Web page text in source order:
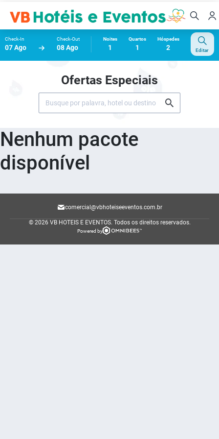
Check-In
07 Ago
Check-Out
08 Ago
Noites
1
Quartos
1
Hóspedes
2 Editar
Ofertas Especiais
Nenhum pacote
disponível
comercial@vbhoteiseeventos.com.br
© 2026 VB HOTEIS E EVENTOS. Todos os direitos reservados.
Powered by